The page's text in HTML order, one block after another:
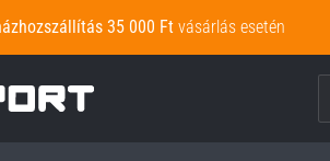
35 000 Ft vásárlás esetén
Top4Sport.hu